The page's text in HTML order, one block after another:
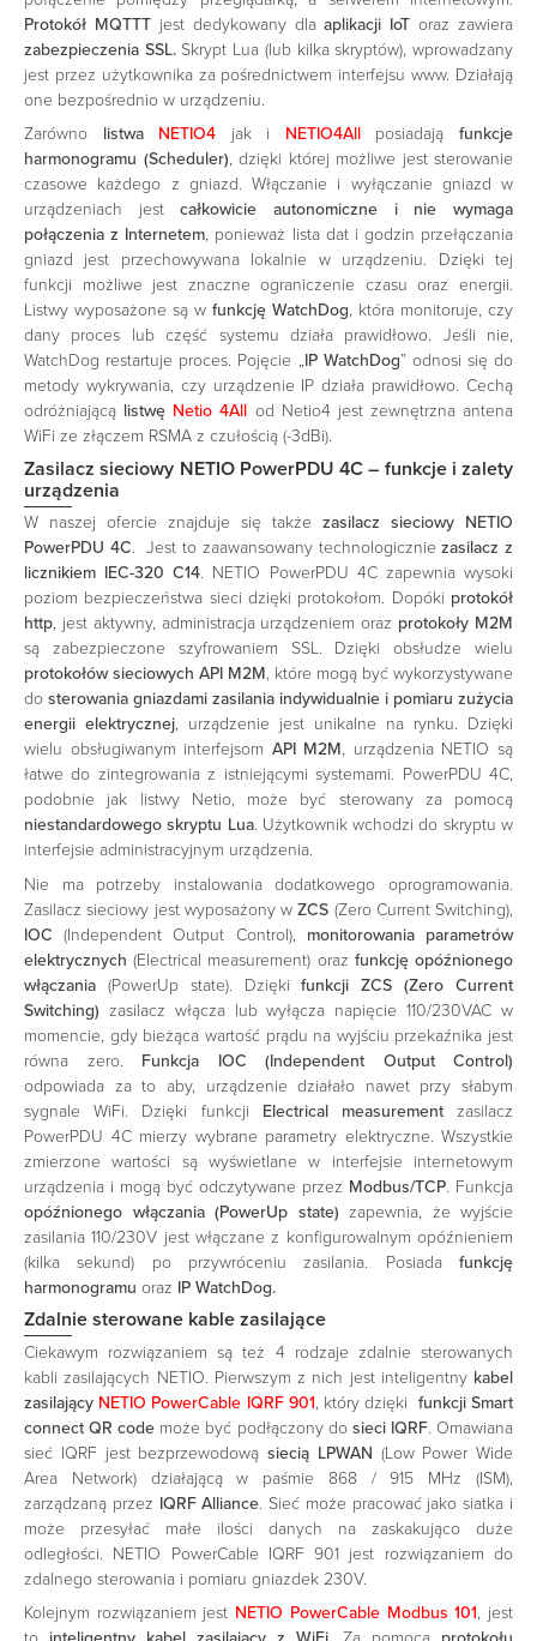
Protokół MQTTTjest dedykowany dlaaplikacji IoT oraz zawiera
zabezpieczenia SSL.Skrypt Lua (lub kilka skryptów), wprowadzany
jest przez użytkownika za pośrednictwem interfejsu www. Działają
one bezpośrednio w urządzeniu.
Zarówno listwa NETIO4 jak i NETIO4Allposiadająfunkcje
harmonogramu (Scheduler), dzięki której możliwe jest sterowanie
czasowe każdego z gniazd. Włączanie i wyłączanie gniazd w
urządzeniach jestcałkowicie autonomiczne i nie wymaga
połączenia z Internetem, ponieważ lista dat i godzin przełączania
gniazd jest przechowywana lokalnie w urządzeniu. Dzięki tej
funkcji możliwe jest znaczne ograniczenie czasu oraz energii.
Listwy wyposażone są w funkcję WatchDog, która monitoruje, czy
dany proces lub część systemu działa prawidłowo. Jeśli nie,
WatchDog restartuje proces. Pojęcie „IP WatchDog” odnosi się do
metody wykrywania, czy urządzenie IP działa prawidłowo. Cechą
odróżniającą listwę Netio 4All od Netio4 jest zewnętrzna antena
WiFi ze złączem RSMA z czułością (-3dBi).
Zasilacz sieciowy NETIO PowerPDU 4C – funkcje i zalety
urządzenia
W naszej ofercie znajduje się także zasilacz sieciowy NETIO
PowerPDU 4C. Jest to zaawansowany technologiczniezasilacz z
licznikiem IEC-320 C14. NETIO PowerPDU 4C zapewnia wysoki
poziom bezpieczeństwa sieci dzięki protokołom. Dopóki protokół
http, jest aktywny, administracja urządzeniem oraz protokoły M2M
są zabezpieczone szyfrowaniem SSL. Dzięki obsłudze wielu
protokołów sieciowych API M2M, które mogą być wykorzystywane
do sterowania gniazdami zasilania indywidualnie i pomiaru zużycia
energii elektrycznej, urządzenie jest unikalne na rynku. Dzięki
wielu obsługiwanym interfejsom API M2M, urządzenia NETIO są
łatwe do zintegrowania z istniejącymi systemami. PowerPDU 4C,
podobnie jak listwy Netio, może być sterowany za pomocą
niestandardowego skryptu Lua. Użytkownik wchodzi do skryptu w
interfejsie administracyjnym urządzenia.
Nie ma potrzeby instalowania dodatkowego oprogramowania.
Zasilacz sieciowy jest wyposażony wZCS (Zero Current Switching),
IOC (Independent Output Control), monitorowania parametrów
elektrycznych(Electrical measurement) oraz funkcję opóźnionego
włączania (PowerUp state). Dziękifunkcji ZCS (Zero Current
Switching) zasilacz włącza lub wyłącza napięcie 110/230VAC w
momencie, gdy bieżąca wartość prądu na wyjściu przekaźnika jest
równa zero. Funkcja IOC (Independent Output Control)
odpowiada za to aby, urządzenie działało nawet przy słabym
sygnale WiFi. Dzięki funkcji Electrical measurementzasilacz
PowerPDU 4C mierzy wybrane parametry elektryczne. Wszystkie
zmierzone wartości są wyświetlane w interfejsie internetowym
urządzenia i mogą być odczytywane przez Modbus/TCP. Funkcja
opóźnionego włączania (PowerUp state) zapewnia, że wyjście
zasilania 110/230V jest włączane z konfigurowalnym opóźnieniem
(kilka sekund) po przywróceniu zasilania. Posiada funkcję
harmonogramu oraz IP WatchDog.
Zdalnie sterowane kable zasilające
Ciekawym rozwiązaniem są też 4 rodzaje zdalnie sterowanych
kabli zasilających NETIO. Pierwszym z nich jest inteligentny kabel
zasilający NETIO PowerCable IQRF 901, który dzięki funkcji Smart
connect QR code może być podłączony do sieci IQRF. Omawiana
sieć IQRF jest bezprzewodową siecią LPWAN (Low Power Wide
Area Network) działającą w paśmie 868 / 915 MHz (ISM),
zarządzaną przez IQRF Alliance. Sieć może pracować jako siatka i
może przesyłać małe ilości danych na zaskakująco duże
odległości. NETIO PowerCable IQRF 901 jest rozwiązaniem do
zdalnego sterowania i pomiaru gniazdek 230V.
Kolejnym rozwiązaniem jest NETIO PowerCable Modbus 101, jest